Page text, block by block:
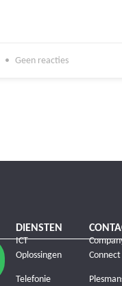
Geen reacties
DIENSTEN
ICT
Oplossingen
Telefonie
Connect